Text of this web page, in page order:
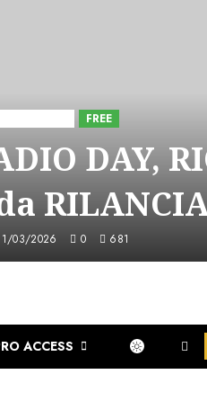
FREE
DAY,
03/2026 0 681
ACCESS